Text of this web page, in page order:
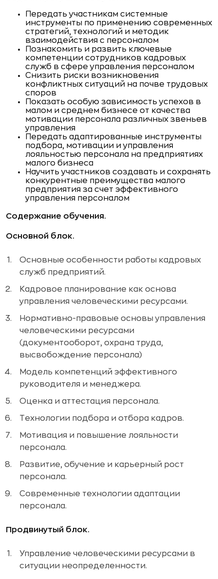
Передать участникам системные
инструменты по применению современных
стратегий, технологий и методик
взаимодействия с персоналом
Познакомить и развить ключевые
компетенции сотрудников кадровых
служб в сфере управления персоналом
Снизить риски возникновения
конфликтных ситуаций на почве трудовых
споров
Показать особую зависимость успехов в
малом и среднем бизнесе от качества
мотивации персонала различных звеньев
управления
Передать адаптированные инструменты
подбора, мотивации и управления
лояльностью персонала на предприятиях
малого бизнеса
Научить участников создавать и сохранять
конкурентные преимущества малого
предприятия за счет эффективного
управления персоналом
Содержание обучения.
Основной блок.
Основные особенности работы кадровых
служб предприятий.
Кадровое планирование как основа
управления человеческими ресурсами.
Нормативно-правовые основы управления
человеческими ресурсами
(документооборот, охрана труда,
высвобождение персонала)
Модель компетенций эффективного
руководителя и менеджера.
Оценка и аттестация персонала.
Технологии подбора и отбора кадров.
Мотивация и повышение лояльности
персонала.
Развитие, обучение и карьерный рост
персонала.
Современные технологии адаптации
персонала.
Продвинутый блок.
Управление человеческими ресурсами в
ситуации неопределенности.